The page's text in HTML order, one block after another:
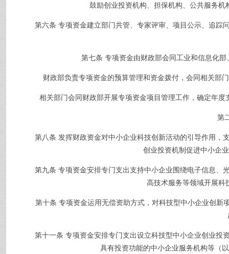
鼓励创业投资机构、担保机构、公共服务
第六条 专项资金建立部门共管、专家评审、项目公示、追踪
第七条 专项资金由财政部会同工业和信息化
财政部负责专项资金的预算管理和资金拨付，会同相关部门
相关部门会同财政部开展专项资金项目管理工作，确定年度
第
第八条 发挥财政资金对中小企业科技创新活动的引导作用，
创业投资机制促进中小企
第九条 专项资金安排专门支出支持中小企业围绕电子信息、
高技术服务等领域开展科
第十条 专项资金运用无偿资助方式，对科技型中小企业创新
第十一条 专项资金安排专门支出设立科技型中小企业创业投
具有投资功能的中小企业服务机构等（